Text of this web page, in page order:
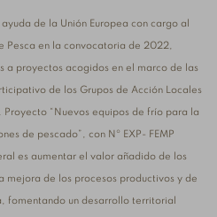
de la Unión Europea con cargo al
Pesca en la convocatoria de 2022,
a proyectos acogidos en el marco de las
de los Grupos de Acción Locales
“Nuevos equipos de frío para la
de pescado”, con Nº EXP- FEMP
es aumentar el valor añadido de los
mejora de los procesos productivos y de
fomentando un desarrollo territorial